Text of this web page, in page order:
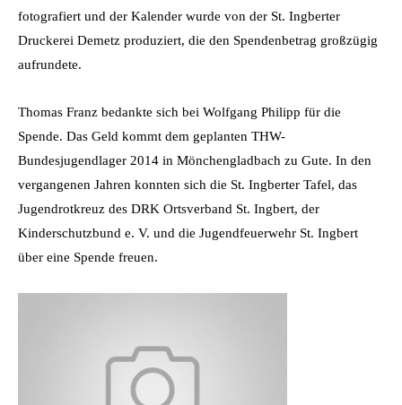
fotografiert und der Kalender wurde von der St. Ingberter
Druckerei Demetz produziert, die den Spendenbetrag großzügig
aufrundete.
Thomas Franz bedankte sich bei Wolfgang Philipp für die
Spende. Das Geld kommt dem geplanten THW-
Bundesjugendlager 2014 in Mönchengladbach zu Gute. In den
vergangenen Jahren konnten sich die St. Ingberter Tafel, das
Jugendrotkreuz des DRK Ortsverband St. Ingbert, der
Kinderschutzbund e. V. und die Jugendfeuerwehr St. Ingbert
über eine Spende freuen.